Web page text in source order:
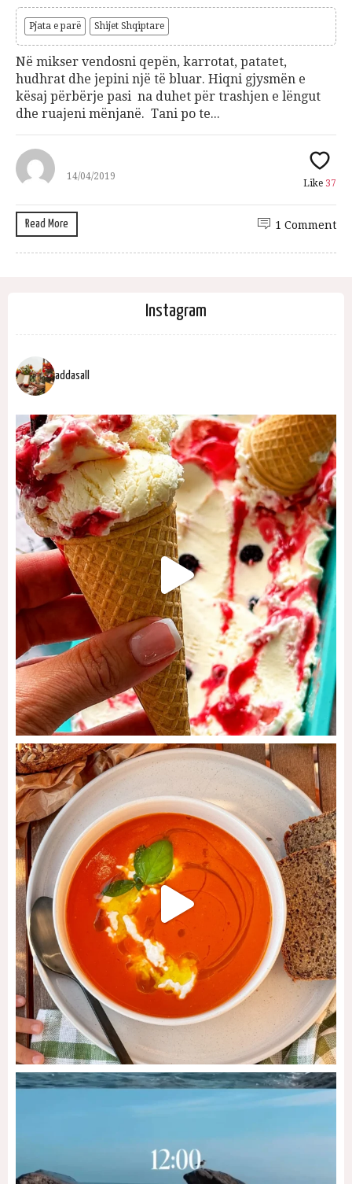
Pjata e parë Shijet Shqiptare
Në mikser vendosni qepën, karrotat, patatet,
hudhrat dhe jepini një të bluar. Hiqni gjysmën e
kësaj përbërje pasi na duhet për trashjen e lëngut
dhe ruajeni mënjanë. Tani po te...
14/04/2019
Like 37
Read More 1 Comment
Instagram
addasall